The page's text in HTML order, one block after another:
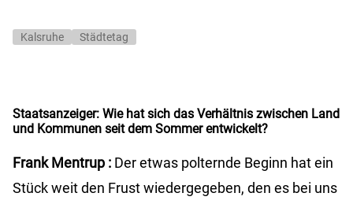
Kalsruhe Städtetag
Staatsanzeiger: Wie hat sich das Verhältnis zwischen Land
und Kommunen seit dem Sommer entwickelt?
FrankMentrup : Der etwas polternde Beginn hat ein
Stück weit den Frust wiedergegeben, den es bei uns